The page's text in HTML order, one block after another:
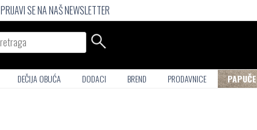
PRIJAVI SE NA NAŠ NEWSLETTER
DEČIJA OBUĆA DODACI BREND PRODAVNICE PAPUČE